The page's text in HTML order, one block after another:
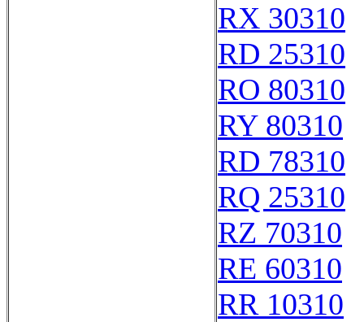
RX 30310
RD 25310
RO 80310
RY 80310
RD 78310
RQ 25310
RZ 70310
RE 60310
RR 10310